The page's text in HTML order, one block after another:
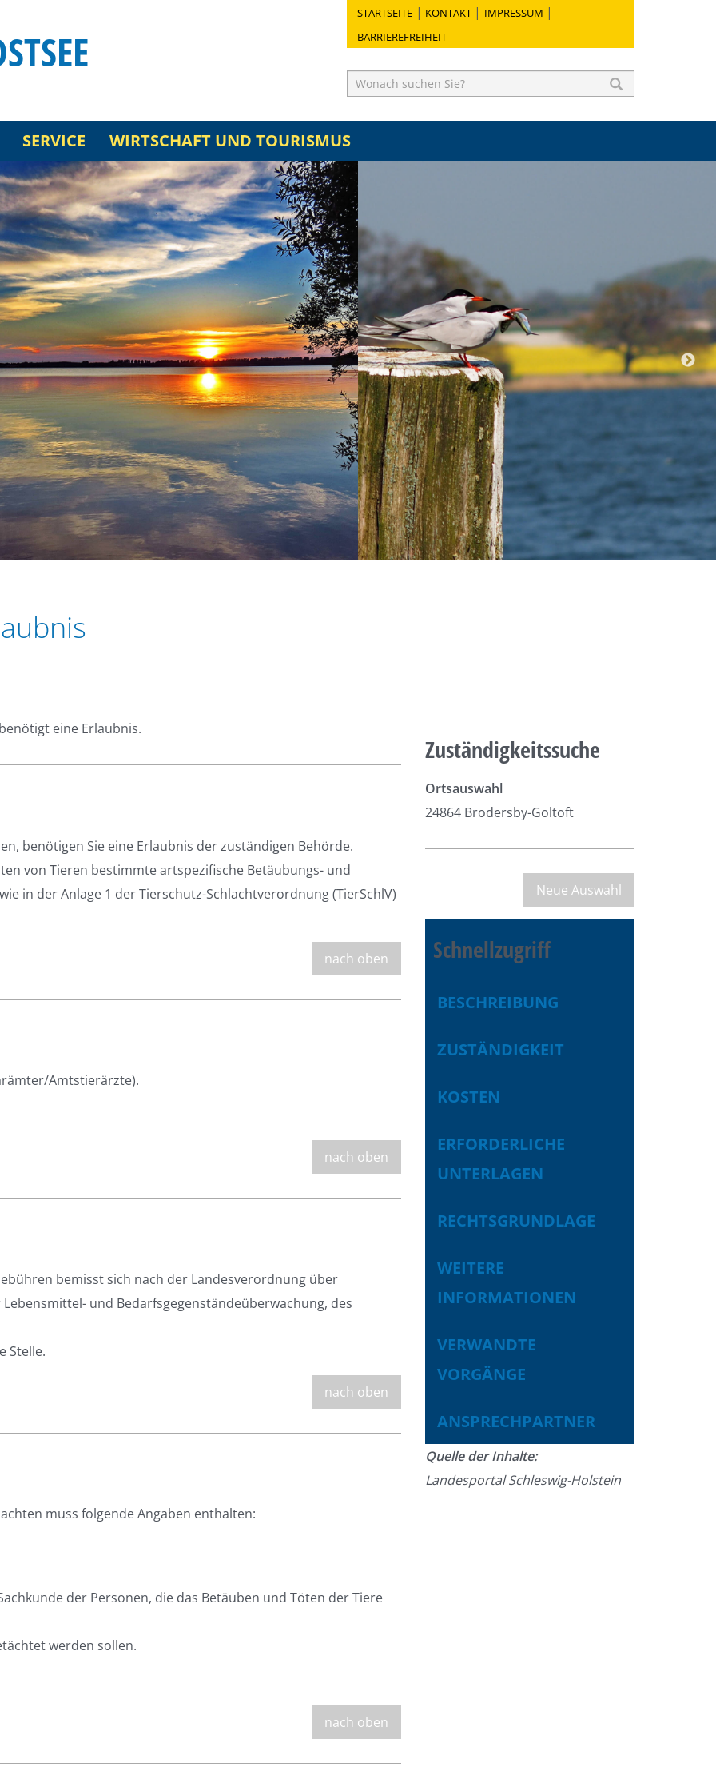
STARTSEITE KONTAKT
IMPRESSUM
BARRIEREFREIHEIT
SERVICE WIRTSCHAFT UND TOURISMUS
Zuständigkeitssuche
Ortsauswahl
24864 Brodersby-Goltoft
Schnellzugriff
BESCHREIBUNG
ZUSTÄNDIGKEIT
KOSTEN
ERFORDERLICHE
UNTERLAGEN
RECHTSGRUNDLAGE
WEITERE
INFORMATIONEN
VERWANDTE
VORGÄNGE
ANSPRECHPARTNER
Quelle der Inhalte:
Landesportal Schleswig-Holstein
eine Erlaubnis.
benötigen Sie eine Erlaubnis der zuständigen Behörde.
von Tieren bestimmte artspezifische Betäubungs- und
in der Anlage 1 der Tierschutz-Schlachtverordnung (TierSchlV)
nach oben
Amtstierärzte).
nach oben
bemisst sich nach der Landesverordnung über
und Bedarfsgegenständeüberwachung, des
Stelle.
nach oben
muss folgende Angaben enthalten:
der Personen, die das Betäuben und Töten der Tiere
werden sollen.
nach oben